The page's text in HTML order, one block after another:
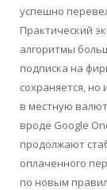
успешно
Практический
алгоритмы
подписка на
сохраняется, но
в местную
вроде Google
продолжают
оплаченного
по новым